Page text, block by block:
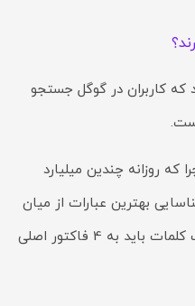
که کاربران در گوگل جستجو
روزانه چندین میلیارد
بهترین عبارات از میان
آنها کار ساده‌ای نیست. برای انتخاب کلمات باید به 4 فاکتور اصلی